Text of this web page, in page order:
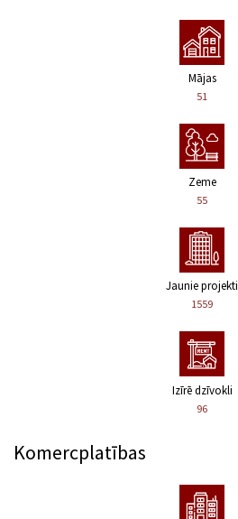
Mājas
51
Zeme
55
Jaunie projekti
1559
Izīrē dzīvokli
96
Komercplatības